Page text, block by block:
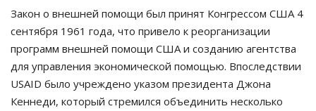
Закон о внешней помощи был принят Конгрессом США 4
сентября 1961 года, что привело к реорганизации
программ внешней помощи США и созданию агентства
для управления экономической помощью. Впоследствии
USAID было учреждено указом президента Джона
Кеннеди, который стремился объединить несколько